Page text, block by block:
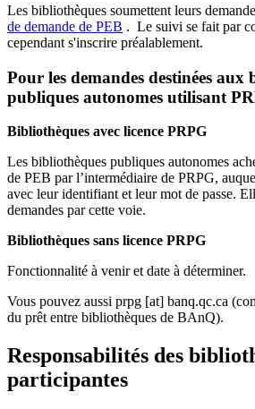
Les bibliothèques soumettent leurs
de demande de PEB . Le suivi se fait par
cependant s'inscrire préalablement.
Pour les demandes destinées aux
publiques autonomes utilisant
Bibliothèques avec licence PRPG
Les bibliothèques publiques autonomes
de PEB par l’intermédiaire de PRPG,
avec leur identifiant et leur mot de passe.
demandes par cette voie.
Bibliothèques sans licence PRPG
Fonctionnalité à venir et date à déterminer.
Vous pouvez aussi prpg [at] banq.qc.ca
du prêt entre bibliothèques de BAnQ).
Responsabilités des
participantes